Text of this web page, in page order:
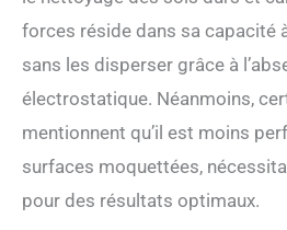
poils
les poils
balai
enlever
papier
élevé
forces réside dans sa capacité
sans les disperser grâce à
électrostatique. Néanmoins,
mentionnent qu’il est moins
surfaces moquettées,
pour des résultats optimaux.